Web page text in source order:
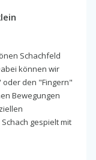
Schachfeld
können wir
den "Fingern"
Bewegungen
gespielt mit